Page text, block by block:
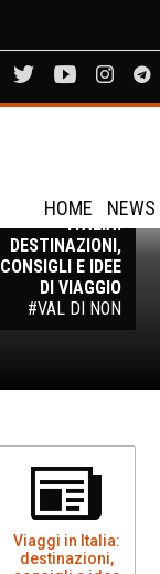
HOME NEWS
VIAGGI IN
ITALIA:
DESTINAZIONI,
CONSIGLI E IDEE
DI VIAGGIO
#VAL DI NON
Viaggi in Italia:
destinazioni,